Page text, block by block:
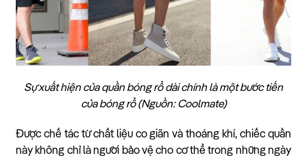
Sự xuất hiện của quần bóng rổ dài chính là một bước tiến
của bóng rổ (Nguồn: Coolmate)
Được chế tác từ chất liệu co giãn và thoáng khí, chiếc quần
này không chỉ là người bảo vệ cho cơ thể trong những ngày